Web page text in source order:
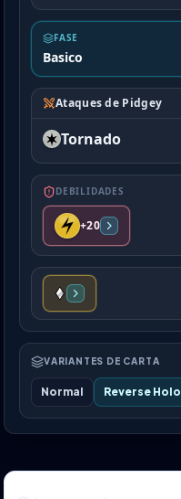
FASE
Basico
Ataques de Pidgey
Tornado
DEBILIDADES
+20
VARIANTES DE CARTA
Normal Reverse Holo